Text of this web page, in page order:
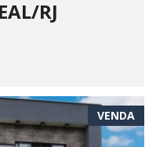
RJ
VENDA